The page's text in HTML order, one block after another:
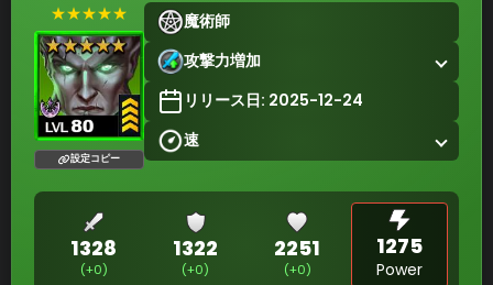
★★★★★
設定コピー
魔術師
攻撃力増加
リリース日: 2025-12-24
速
1328
(+0)
1322
(+0)
2251
(+0)
1275
Power